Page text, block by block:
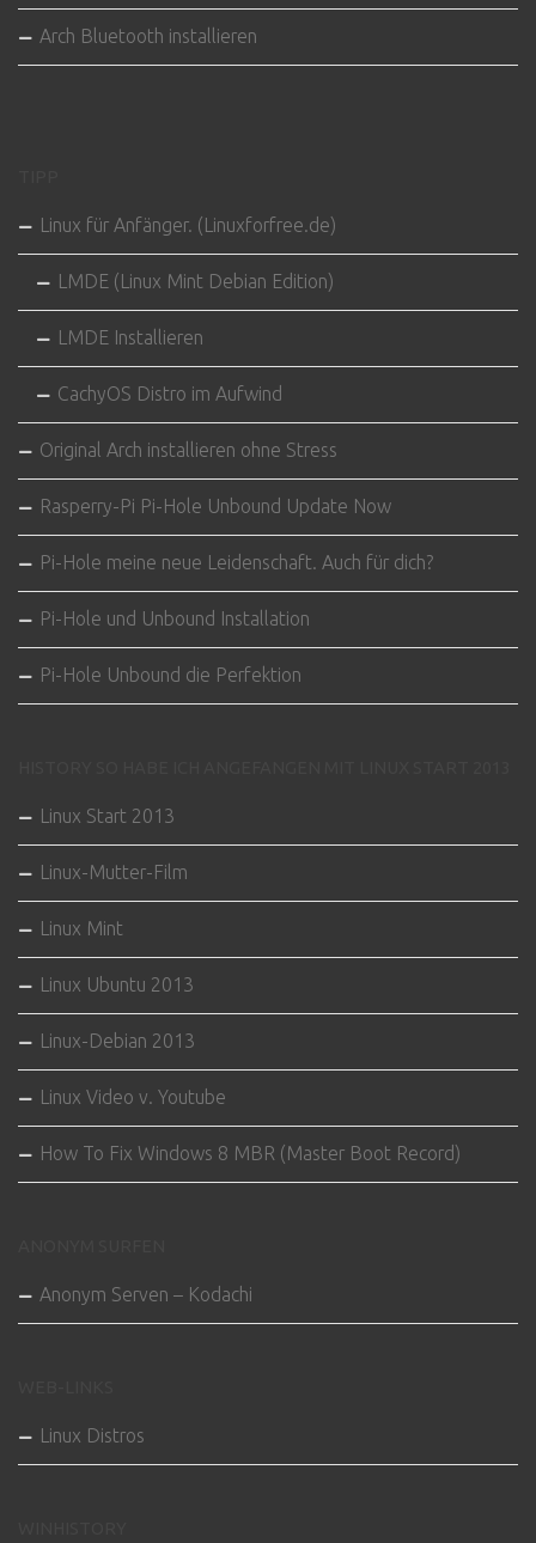
Arch Bluetooth installieren
Linux für Anfänger. (Linuxforfree.de)
LMDE (Linux Mint Debian Edition)
LMDE Installieren
CachyOS Distro im Aufwind
Original Arch installieren ohne Stress
Rasperry-Pi Pi-Hole Unbound Update Now
Pi-Hole meine neue Leidenschaft. Auch für dich?
Pi-Hole und Unbound Installation
Pi-Hole Unbound die Perfektion
Linux Start 2013
Linux-Mutter-Film
Linux Mint
Linux Ubuntu 2013
Linux-Debian 2013
Linux Video v. Youtube
How To Fix Windows 8 MBR (Master Boot Record)
Anonym Serven – Kodachi
Linux Distros